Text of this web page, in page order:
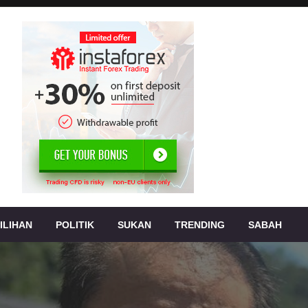
POLITIK SUKAN TRENDING SABAH